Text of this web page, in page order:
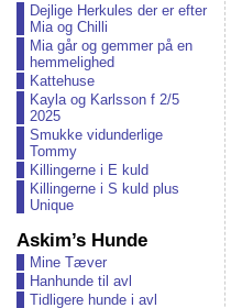
Dejlige Herkules der er efter
Mia og Chilli
Mia går og gemmer på en
hemmelighed
Kattehuse
Kayla og Karlsson f 2/5
2025
Smukke vidunderlige
Tommy
Killingerne i E kuld
Killingerne i S kuld plus
Unique
Askim’s Hunde
Mine Tæver
Hanhunde til avl
Tidligere hunde i avl